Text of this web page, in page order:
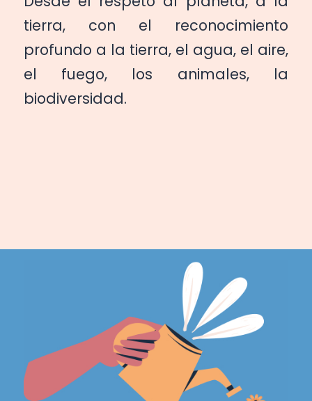
tierra, con el reconocimiento
profundo a la tierra, el agua, el aire,
el fuego, los animales, la
biodiversidad.